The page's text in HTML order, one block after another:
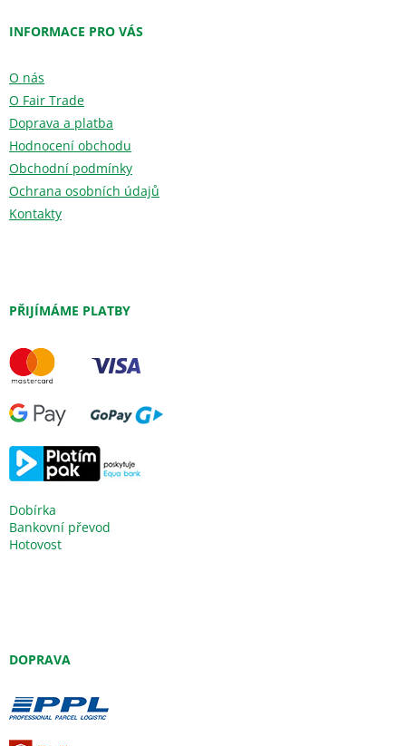
INFORMACE PRO VÁS
O nás
O Fair Trade
Doprava a platba
Hodnocení obchodu
Obchodní podmínky
Ochrana osobních údajů
Kontakty
PŘIJÍMÁME PLATBY
Dobírka
Bankovní převod
Hotovost
DOPRAVA